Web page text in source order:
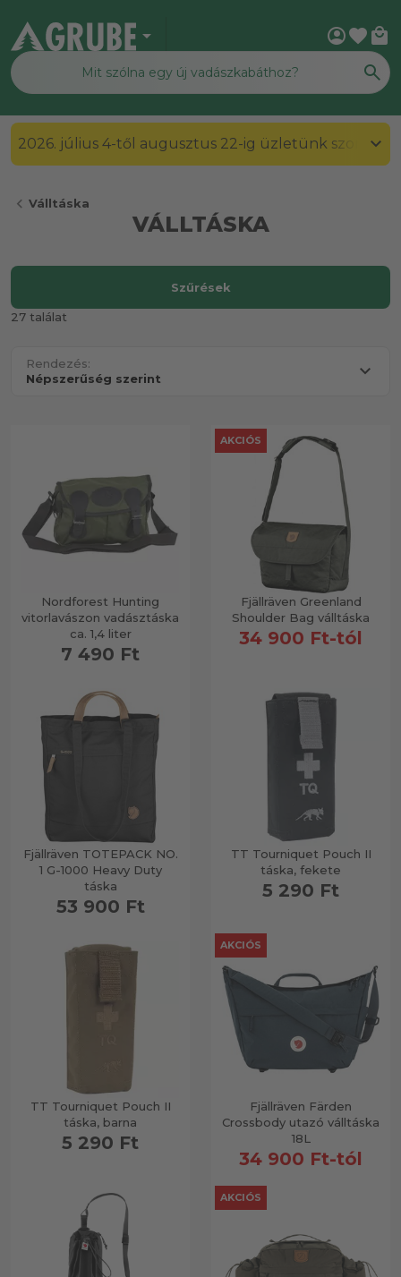
arrow_drop_down account_circlefavorite local_mall
2026. július 4-től augusztus 22-ig üzletünk
chevron_left Válltáska
VÁLLTÁSKA
27 találat
Rendezés:
Nordforest Hunting
vitorlavászon vadásztáska
ca. 1,4 liter
7 490 Ft
Fjällräven Greenland
Shoulder Bag válltáska
AKCIÓS
34 900 Ft-tól
Fjällräven TOTEPACK NO.
1 G-1000 Heavy Duty
táska
53 900 Ft
TT Tourniquet Pouch II
táska, fekete
5 290 Ft
TT Tourniquet Pouch II
táska, barna
5 290 Ft
Fjällräven Färden
Crossbody utazó válltáska
18L
AKCIÓS
34 900 Ft-tól
AKCIÓS
Szűrések